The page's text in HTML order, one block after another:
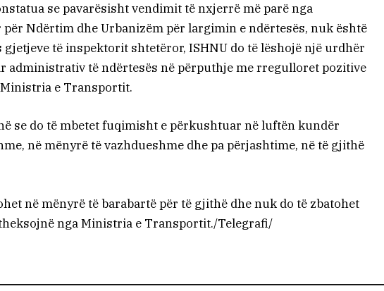
se pavarësisht vendimit të nxjerrë më parë nga
Ndërtim dhe Urbanizëm për largimin e ndërtesës, nuk është
gjetjeve të inspektorit shtetëror, ISHNU do të lëshojë një urdhër
administrativ të ndërtesës në përputhje me rregulloret pozitive
e Transportit.
se do të mbetet fuqimisht e përkushtuar në luftën kundër
në mënyrë të vazhdueshme dhe pa përjashtime, në të gjithë
në mënyrë të barabartë për të gjithë dhe nuk do të zbatohet
nga Ministria e Transportit./Telegrafi/